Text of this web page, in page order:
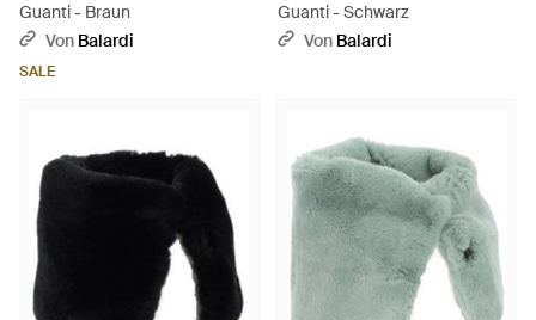
Guanti - Braun
Von Balardi
SALE
Guanti - Schwarz
Von Balardi